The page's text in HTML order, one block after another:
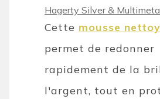
Hagerty Silver &
Cette mousse
permet de redonner
rapidement de la
l'argent, tout en